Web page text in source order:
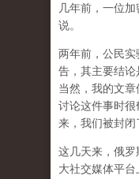
几年前，一位
说。
两年前，公民
告，其主要结论
当然，我的文
讨论这件事时很
来，我们被封闭
这几天来，俄
大社交媒体平台